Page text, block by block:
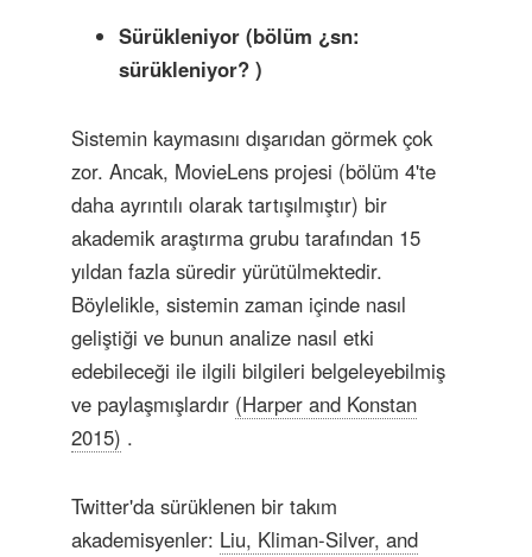
Sürükleniyor (bölüm ¿sn:
sürükleniyor? )
Sistemin kaymasını dışarıdan görmek çok
zor. Ancak, MovieLens projesi (bölüm 4'te
daha ayrıntılı olarak tartışılmıştır) bir
akademik araştırma grubu tarafından 15
yıldan fazla süredir yürütülmektedir.
Böylelikle, sistemin zaman içinde nasıl
geliştiği ve bunun analize nasıl etki
edebileceği ile ilgili bilgileri belgeleyebilmiş
ve paylaşmışlardır (Harper and Konstan
2015) .
Twitter'da sürüklenen bir takım
akademisyenler: Liu, Kliman-Silver, and